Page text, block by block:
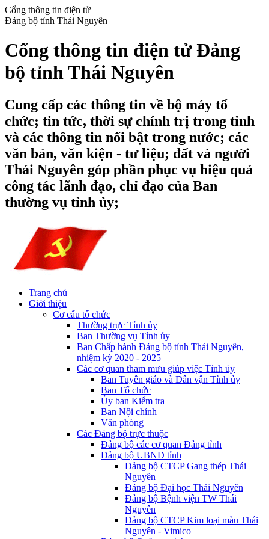
Cổng thông tin điện tử
Đảng bộ tỉnh Thái Nguyên
Cổng thông tin điện tử Đảng
bộ tỉnh Thái Nguyên
Cung cấp các thông tin về bộ máy tổ
chức; tin tức, thời sự chính trị trong tỉnh
và các thông tin nổi bật trong nước; các
văn bản, văn kiện - tư liệu; đất và người
Thái Nguyên góp phần phục vụ hiệu quả
công tác lãnh đạo, chỉ đạo của Ban
thường vụ tỉnh ủy;
Trang chủ
Giới thiệu
Cơ cấu tổ chức
Thường trực Tỉnh ủy
Ban Thường vụ Tỉnh ủy
Ban Chấp hành Đảng bộ tỉnh Thái Nguyên,
nhiệm kỳ 2020 - 2025
Các cơ quan tham mưu giúp việc Tỉnh ủy
Ban Tuyên giáo và Dân vận Tỉnh ủy
Ban Tổ chức
Ủy ban Kiểm tra
Ban Nội chính
Văn phòng
Các Đảng bộ trực thuộc
Đảng bộ các cơ quan Đảng tỉnh
Đảng bộ UBND tỉnh
Đảng bộ CTCP Gang thép Thái
Nguyên
Đảng bộ Đại học Thái Nguyên
Đảng bộ Bệnh viện TW Thái
Nguyên
Đảng bộ CTCP Kim loại màu Thái
Nguyên - Vimico